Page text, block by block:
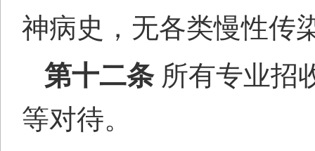
神病史，无各类慢性传
第十二条所有专业招
等对待。